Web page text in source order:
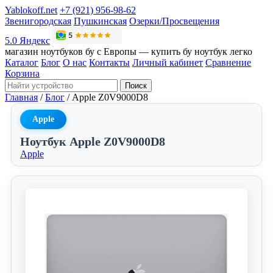
Yablokoff.net +7 (921) 956-98-62
Звенигородская Пушкинская Озерки/Просвещения
5.0 Яндекс
магазин ноутбуков бу с Европы — купить бу ноутбук легко
Каталог Блог О нас Контакты Личный кабинет Сравнение
Корзина
Поиск
Главная / Блог / Apple Z0V9000D8
Apple
Ноутбук Apple Z0V9000D8
Apple